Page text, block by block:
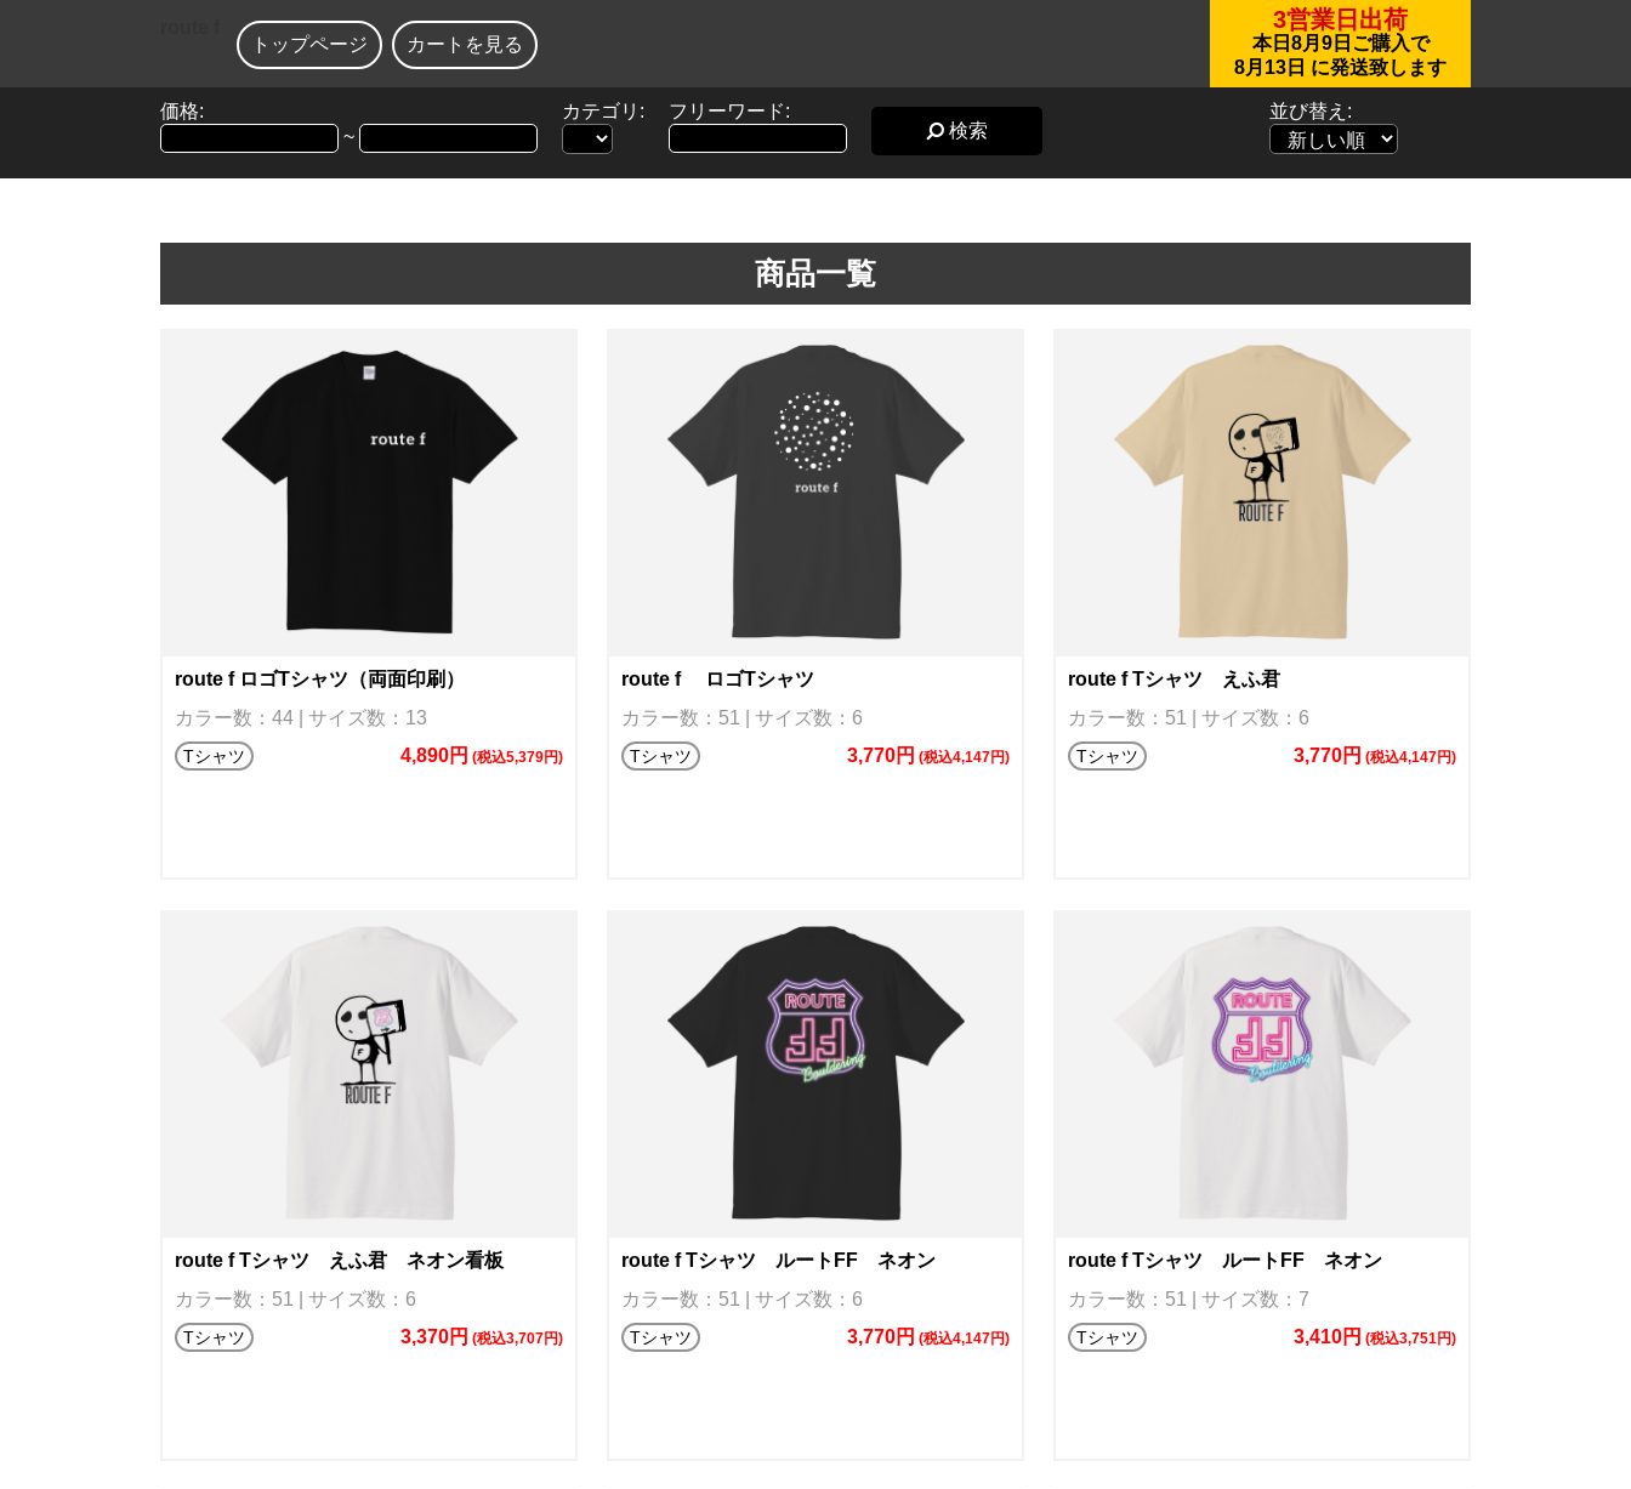
トップページ
カートを見る
3営業日出荷
本日 8月9日 ご購入で
8月13日 に発送致します
価格:
~
カテゴリ:
フリーワード:
検索
並び替え:
商品一覧
route f ロゴTシャツ（両面印刷）
カラー数：44 | サイズ数：13
Tシャツ 4,890円 (税込5,379円)
route f ロゴTシャツ
カラー数：51 | サイズ数：6
Tシャツ 3,770円 (税込4,147円)
route f Tシャツ えふ君
カラー数：51 | サイズ数：6
Tシャツ 3,770円 (税込4,147円)
route f Tシャツ えふ君 ネオン看板
カラー数：51 | サイズ数：6
Tシャツ 3,370円 (税込3,707円)
route f Tシャツ ルートFF ネオン
カラー数：51 | サイズ数：6
Tシャツ 3,770円 (税込4,147円)
route f Tシャツ ルートFF ネオン
カラー数：51 | サイズ数：7
Tシャツ 3,410円 (税込3,751円)